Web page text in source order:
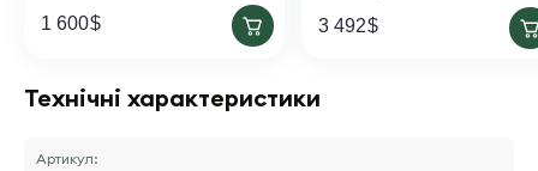
1 600$ 3 492$
Технічні характеристики
Артикул: